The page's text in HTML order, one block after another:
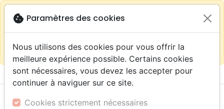
Continuer sur le site France close
warningSelon votre
localisation (États-
sur la boutique La Maison de la Bible Suisse
menu shopping_cart
cookie Paramètres des cookies
Nous utilisons des cookies pour vous offrir la
meilleure expérience possible. Certains cookies
sont nécessaires, vous devez les accepter pour
continuer à naviguer sur ce site.
Cookies strictement nécessaires